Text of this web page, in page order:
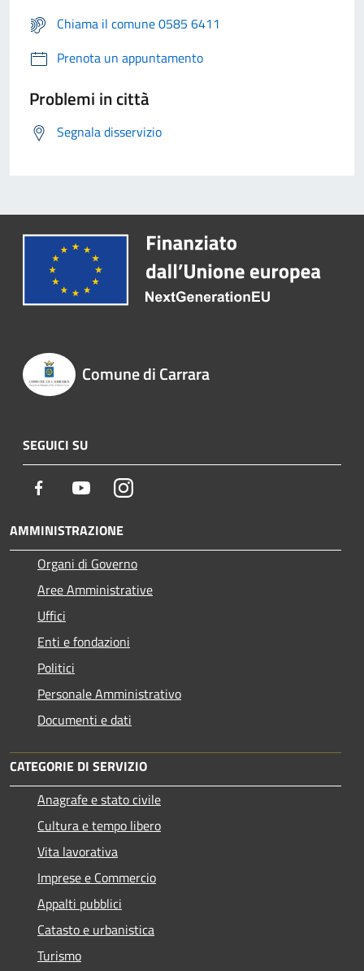
Chiama il comune 0585 6411
Prenota un appuntamento
Problemi in città
Segnala disservizio
Comune di Carrara
SEGUICI SU
Facebook YoutubeInstagram
AMMINISTRAZIONE
Organi di Governo
Aree Amministrative
Uffici
Enti e fondazioni
Politici
Personale Amministrativo
Documenti e dati
CATEGORIE DI SERVIZIO
Anagrafe e stato civile
Cultura e tempo libero
Vita lavorativa
Imprese e Commercio
Appalti pubblici
Catasto e urbanistica
Turismo